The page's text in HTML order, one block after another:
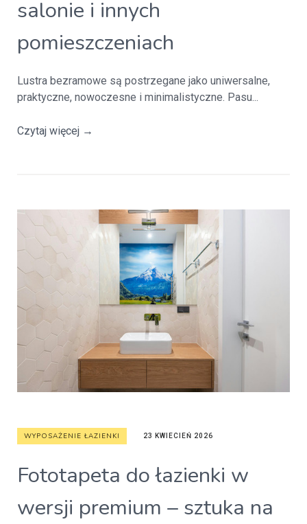
salonie i innych
pomieszczeniach
Lustra bezramowe są postrzegane jako uniwersalne,
praktyczne, nowoczesne i minimalistyczne. Pasu...
Czytaj więcej →
WYPOSAŻENIE ŁAZIENKI 23 KWIECIEŃ 2026
Fototapeta do łazienki w
wersji premium – sztuka na